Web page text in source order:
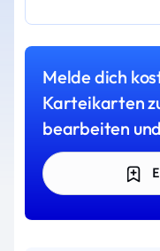
Melde dich
Karteikarten
bearbeiten